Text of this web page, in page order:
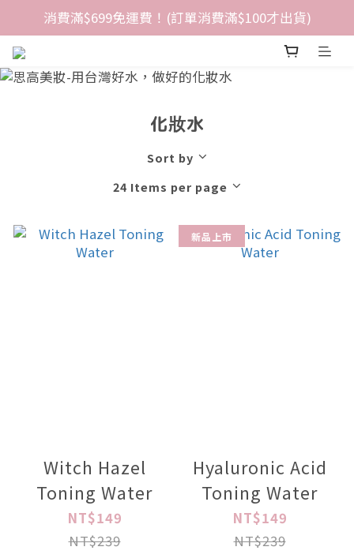
消費滿$699免運費！(訂單消費滿$100才出貨)
化妝水
Sort by
24 Items per page
Witch Hazel
Toning Water
NT$149
NT$239
新品上市
Hyaluronic Acid
Toning Water
NT$149
NT$239